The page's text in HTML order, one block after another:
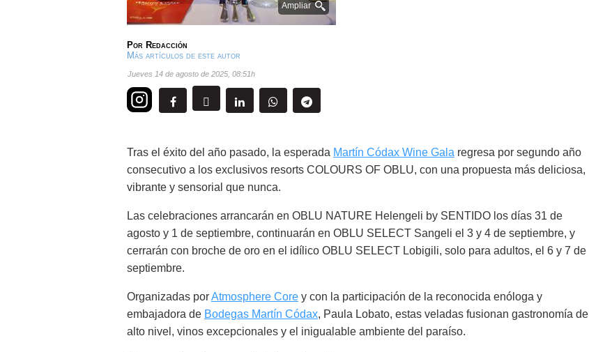
Ampliar
Por Redacción
Más artículos de este autor
jueves 14 de agosto de 2025 08:51h
Tras el éxito del año pasado, la esperada Martín Códax Wine Gala regresa por segundo año
consecutivo a los exclusivos resorts COLOURS OF OBLU, con una propuesta más deliciosa,
vibrante y sensorial que nunca.
Las celebraciones arrancarán en OBLU NATURE Helengeli by SENTIDO los días 31 de
agosto y 1 de septiembre, continuarán en OBLU SELECT Sangeli el 3 y 4 de septiembre, y
cerrarán con broche de oro en el idílico OBLU SELECT Lobigili, solo para adultos, el 6 y 7 de
septiembre.
Organizadas porAtmosphere Core y con la participación de la reconocida enóloga y
embajadora de Bodegas Martín Códax, Paula Lobato, estas veladas fusionan gastronomía de
alto nivel, vinos excepcionales y el inigualable ambiente del paraíso.